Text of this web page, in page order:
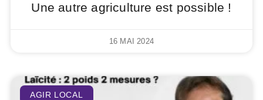
Une autre agriculture est possible !
16 MAI 2024
AGIR LOCAL